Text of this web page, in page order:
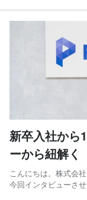
新卒入社から
ーから紐解く
こんにちは。株式会
今回インタビューさ